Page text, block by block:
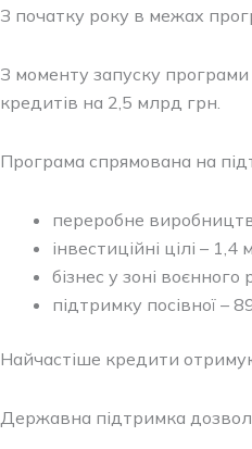
З початку року в межах
З моменту запуску
кредитів на 2,5 млрд грн.
Програма спрямована на
переробне
інвестиційні цілі –
бізнес у зоні
підтримку посівної –
Найчастіше кредити
Державна підтримка